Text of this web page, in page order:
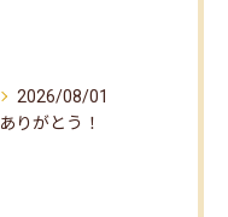
2026/08/01
ありがとう！